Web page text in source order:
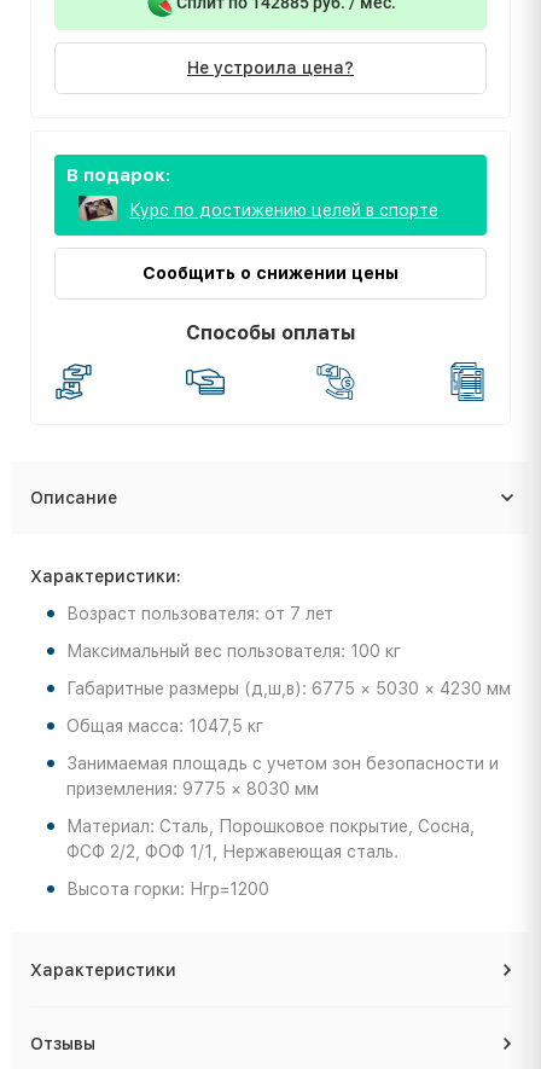
Не устроила цена?
В подарок:
Курс по достижению целей в спорте
Сообщить о снижении цены
Способы оплаты
Описание
Характеристики:
Возраст пользователя: от 7 лет
Максимальный вес пользователя: 100 кг
Габаритные размеры (д,ш,в): 6775 × 5030 × 4230 мм
Общая масса: 1047,5 кг
Занимаемая площадь с учетом зон безопасности и
приземления: 9775 × 8030 мм
Материал: Сталь, Порошковое покрытие, Сосна,
ФСФ 2/2, ФОФ 1/1, Нержавеющая сталь.
Высота горки: Нгр=1200
Характеристики
Отзывы